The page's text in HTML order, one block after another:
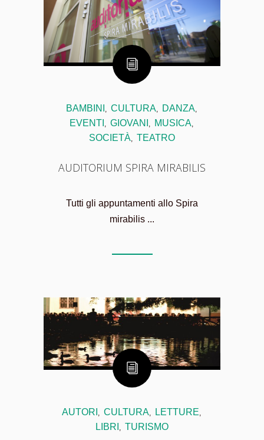
BAMBINI , CULTURA, DANZA,
EVENTI , GIOVANI , MUSICA,
SOCIETÀ, TEATRO
AUDITORIUM SPIRA MIRABILIS
Tutti gli appuntamenti allo Spira
mirabilis ...
AUTORI CULTURA LETTURE
LIBRI TURISMO